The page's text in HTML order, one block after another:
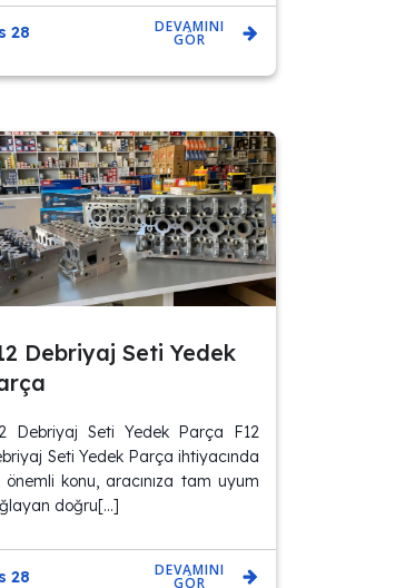
28 DEVAMINI
GÖR
Debriyaj Seti Yedek
Debriyaj Seti Yedek Parça F12
Seti Yedek Parça ihtiyacında
önemli konu, aracınıza tam uyum
doğru[…]
28 DEVAMINI
GÖR